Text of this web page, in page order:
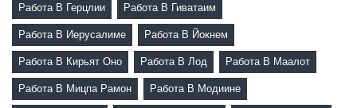
Работа В Герцлии Работа В Гиватаим
Работа В Иерусалиме Работа В Йокнем
Работа В Кирьят Оно Работа В Лод Работа В Маалот
Работа В Мицпа Рамон Работа В Модиине